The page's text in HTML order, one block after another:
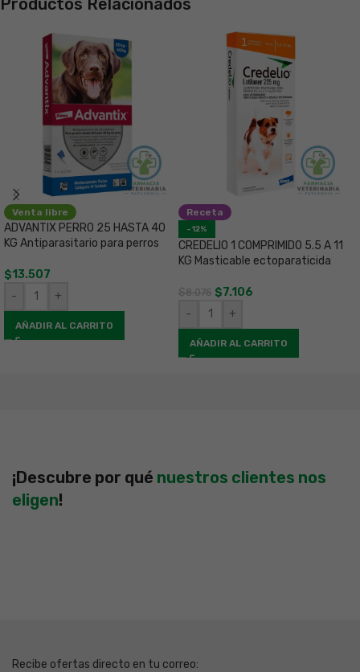
Productos Relacionados
Venta libre
ADVANTIX PERRO 25 HASTA 40
KG Antiparasitario para perros
$13.507
-
+
AÑADIR AL CARRITO
Receta
-12%
CREDELIO 1 COMPRIMIDO 5.5 A 11
KG Masticable ectoparaticida
$8.075 $7.106
- +
AÑADIR AL CARRITO
¡Descubre por qué nuestros clientes nos
eligen!
Recibe ofertas directo en tu correo: